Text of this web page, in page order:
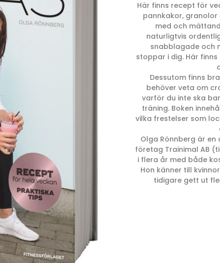
Här finns recept för
pannkakor,
med och
naturligtvis
snabblagade och
stoppar i dig. Här
Dessutom finns
behöver veta om
varför du inte ska
träning. Boken
vilka frestelser som
Olga Rönnberg är
företag Trainimal AB
i flera år med både
Hon känner till
tidigare gett ut